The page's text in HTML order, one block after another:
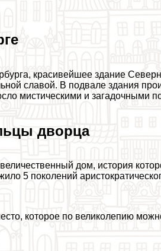
красивейшее здание
славой. В подвале здания
мистическими и загадочными
дворца
дом, история
5 поколений
которое по великолепию